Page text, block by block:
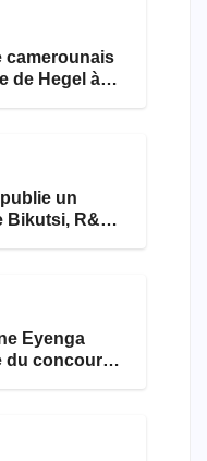
camerounais
de Hegel à
un
Bikutsi, R&B
Eyenga
du concours